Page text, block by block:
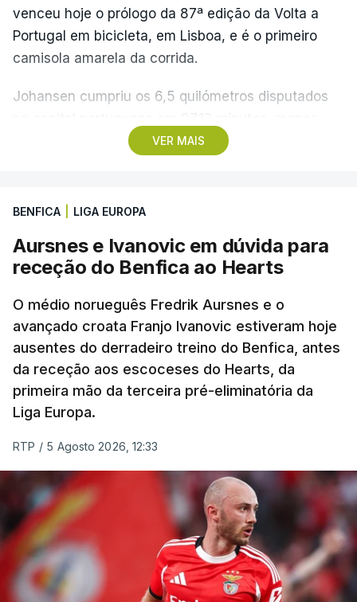
VER MAIS
venceu hoje o prólogo da 87ª edição da Volta a
Portugal em bicicleta, em Lisboa, e é o primeiro
camisola amarela da corrida.
Johansen cumpriu os 6,5 quilómetros disputados
quatro segundos do que o companheiro de equipa
pista.
O vice-campeão português de contrarrelógio,
Rafael Reis, que procurava o oitavo triunfo em
mais rápido, a sete segundos, enquanto o italiano
Luca Giaimi (UAE Emirates) e o russo Artem Nych
(Anicolor-Campicarn), vencedor das últimas duas
edições da Volta, terminaram na quarta e quinta
posições, respetivamente, a nove e 14 segundos.
Na quinta-feira, o pelotão vai percorrer os 157,1
primeira das 10 etapas da 87.ª edição, com duas
contagens de terceira categoria nos derradeiros
50 quilómetros.
TÓPICOS
Lourinhã Queluz Madison
BENFICA LIGA EUROPA
Aursnes e Ivanovic em dúvida para
receção do Benfica ao Hearts
O médio norueguês Fredrik Aursnes e o
avançado croata Franjo Ivanovic estiveram hoje
ausentes do derradeiro treino do Benfica, antes
da receção aos escoceses do Hearts, da
primeira mão da terceira pré-eliminatória da
Liga Europa.
RTP / 5 Agosto 2026, 12:33